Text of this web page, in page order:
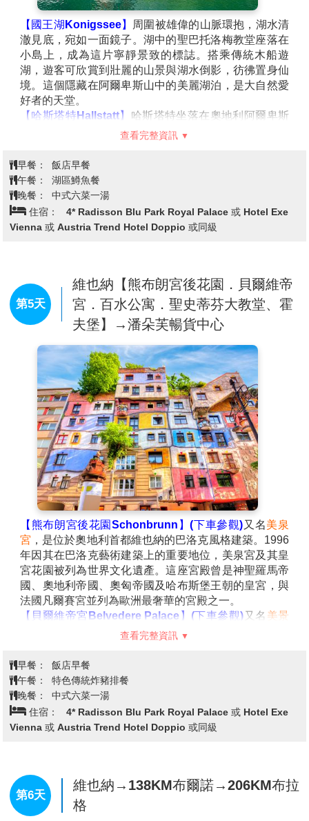
【國王湖Konigssee】
周圍被雄偉的山脈環抱，湖水清
澈見底，宛如一面鏡子。湖中的聖巴托洛梅教堂座落在
小島上，成為這片寧靜景致的標誌。搭乘傳統木船遊
湖，遊客可欣賞到壯麗的山景與湖水倒影，彷彿置身仙
境。這個隱藏在阿爾卑斯山中的美麗湖泊，是大自然愛
好者的天堂。
【哈斯塔特Hallstatt】 哈斯塔特坐落在奧地利阿爾卑斯
山間，湖光山色交織出如詩如畫的景緻。彩色木屋沿著
閒漫步於小鎮石板街道，欣賞迷人的湖景與群山環繞的
寧靜氛圍，感受這座世外桃源的獨特魅力。
【維也納Vienna】
息和悠久的歷史。這座城市融合了華麗的建築和動人的
音樂，無論是宏偉的美泉宮，還是富麗堂皇的維也納國
也頗具特色，悠閒地坐在其中，品味一杯濃郁的維也納
咖啡，享受這座城市的優雅氛圍。
查看完整資訊
早餐：
飯店早餐
午餐：
湖區鱒魚餐
晚餐：
中式六菜一湯
住宿：
4* Radisson Blu Park Royal Palace 或 Hotel Exe
Vienna 或 Austria Trend Hotel Doppio 或同級
第5天
維也納【熊布朗宮後花園．貝爾維帝
宮．百水公寓．聖史蒂芬大教堂、霍
夫堡】→潘朵芙暢貨中心
【熊布朗宮後花園Schonbrunn】(下車參觀)又名美泉
宮 ，是位於奧地利首都維也納的巴洛克風格建築。1996
年因其在巴洛克藝術建築上的重要地位，美泉宮及其皇
宮花園被列為世界文化遺產。這座宮殿曾是神聖羅馬帝
國、奧地利帝國、奧匈帝國及哈布斯堡王朝的皇宮，與
法國凡爾賽宮並列為歐洲最奢華的宮殿之一。
【貝爾維帝宮Belvedere Palace】(下車參觀)又名 美景
，是一座典型的巴洛克風格宮殿，分為上宮和下宮兩
季住所，後來轉為博物館，收藏著大量藝術珍品，包括
著名畫家克林姆特的《吻》以及其他19世紀和現代的藝
術作品。貝爾維帝宮的美麗花園也是其一大亮點，花園
內有精緻的噴泉和雕塑，讓遊客在欣賞藝術的同時，也
能享受大自然的景色。宮殿的壯麗建築和藝術氛圍使其
斕的牆面，以及不規則的形狀和形態，彷彿是一個活生
生的藝術作品。這些設計旨在打破傳統建築規範，創造
一個更具生命力、每一個細節都體現了他對不對稱、曲
查看完整資訊
早餐：
飯店早餐
午餐：
特色傳統炸豬排餐
晚餐：
中式六菜一湯
住宿：
4* Radisson Blu Park Royal Palace 或 Hotel Exe
Vienna 或 Austria Trend Hotel Doppio 或同級
第6天
維也納→138KM布爾諾→206KM布拉
格